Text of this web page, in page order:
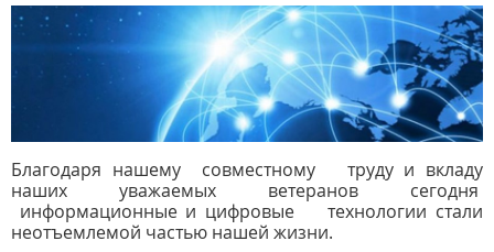
Благодаря нашему совместному труду и вкладу
наших уважаемых ветеранов сегодня
информационные и цифровые технологии стали
неотъемлемой частью нашей жизни.